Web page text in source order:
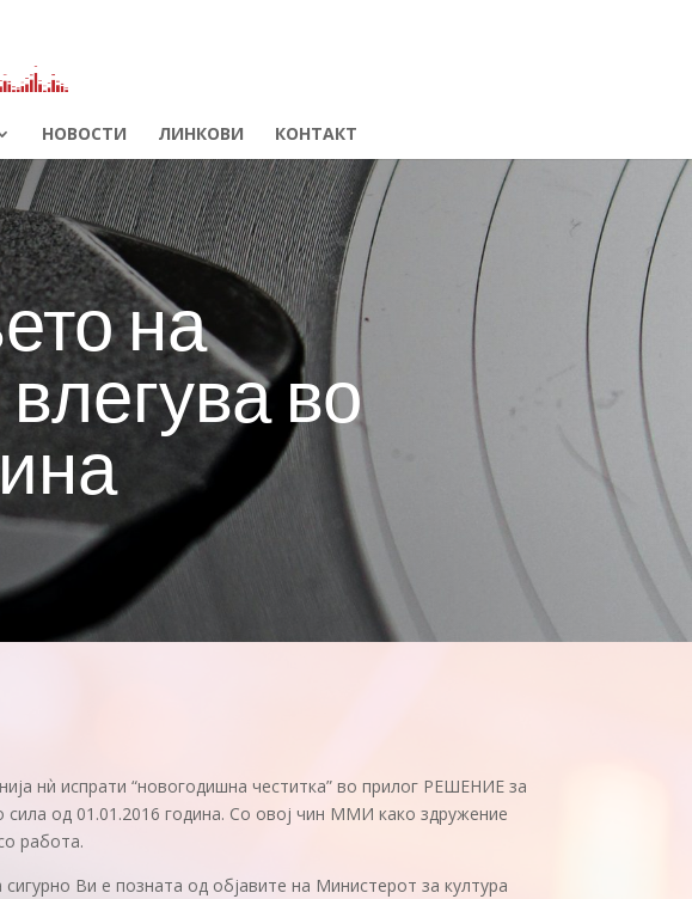
НОВОСТИ ЛИНКОВИ КОНТАКТ
на
во
нѝ испрати “новогодишна честитка” во прилог РЕШЕНИЕ за
од 01.01.2016 година. Со овој чин ММИ како здружение
работа.
Ви е позната од објавите на Министерот за култура